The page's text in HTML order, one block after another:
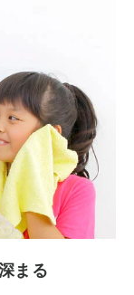
まる